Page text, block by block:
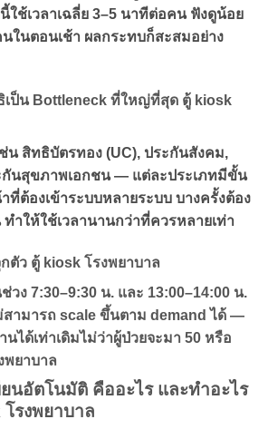
ช้เวลาเฉลี่ย 3–5 นาทีต่อคน ฟังดูน้อย
ในตอนเช้า ผลกระทบก็สะสมอย่าง
เป็น Bottleneck ที่ใหญ่ที่สุด ตู้ kiosk
น สิทธิบัตรทอง (UC), ประกันสังคม,
กันสุขภาพเอกชน — แต่ละประเภทมีขั้น
ที่ต้องเข้าระบบหลายระบบ บางครั้งต้อง
ำให้ใช้เวลานานกว่าที่ควรหลายเท่า
ตัว ตู้ kiosk โรงพยาบาล
ง 7:30–9:30 น. และ 13:00–14:00 น.
สามารถ scale ขึ้นตาม demand ได้ —
นได้เท่าเดิมไม่ว่าผู้ป่วยจะมา 50 หรือ
พยาบาล
นอัตโนมัติ คืออะไร และทำอะไร
รงพยาบาล